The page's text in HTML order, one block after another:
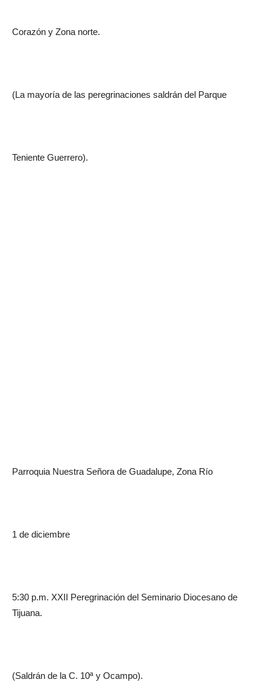
Corazón y Zona norte.
(La mayoría de las peregrinaciones saldrán del Parque
Teniente Guerrero).
Parroquia Nuestra Señora de Guadalupe, Zona Río
1 de diciembre
5:30 p.m. XXII Peregrinación del Seminario Diocesano de
Tijuana.
(Saldrán de la C. 10ª y Ocampo).